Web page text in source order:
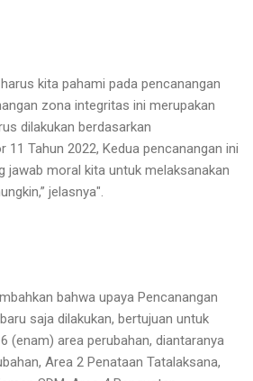
kita pahami pada pencanangan
zona integritas ini merupakan
dilakukan berdasarkan
11 Tahun 2022, Kedua pencanangan ini
jawab moral kita untuk melaksanakan
jelasnya".
bahwa upaya Pencanangan
saja dilakukan, bertujuan untuk
(enam) area perubahan, diantaranya
Area 2 Penataan Tatalaksana,